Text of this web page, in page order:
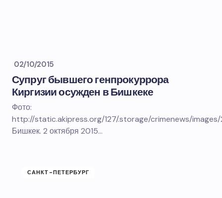
02/10/2015
Супруг бывшего генпрокуррора
Киргизии осужден в Бишкеке
Фото:
http://static.akipress.org/127/.storage/crimenews/
Бишкек. 2 октября 2015…
САНКТ-ПЕТЕРБУРГ